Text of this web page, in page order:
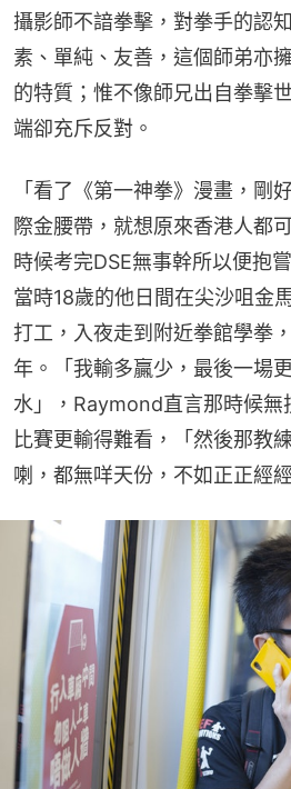
攝影師不諳拳擊，對拳手的認
素、單純、友善，這個師弟亦
的特質；惟不像師兄出自拳擊
端卻充斥反對。
「看了《第一神拳》漫畫，剛
際金腰帶，就想原來香港人都
時候考完DSE無事幹所以便抱
當時18歲的他日間在尖沙咀金
打工，入夜走到附近拳館學拳
年。「我輸多贏少，最後一場
水」，Raymond直言那時候無
比賽更輸得難看，「然後那教
喇，都無咩天份，不如正正經